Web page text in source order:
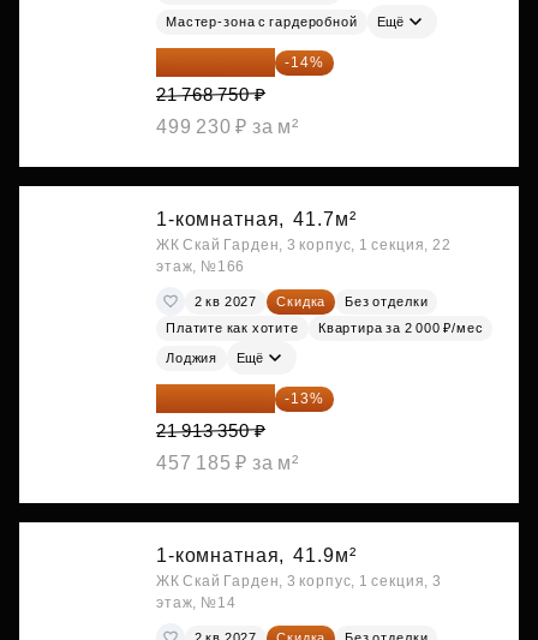
Мастер-зона с гардеробной Ещё
18 721 125 ₽ -14%
21 768 750 ₽
499 230 ₽ за м²
1-комнатная, 41.7м²
ЖК Скай Гарден, 3 корпус, 1 секция, 22
этаж, №166
2 кв 2027 Скидка
Без отделки
Платите как хотите
Квартира за 2 000 ₽/мес
Лоджия Ещё
19 064 615 ₽ -13%
21 913 350 ₽
457 185 ₽ за м²
1-комнатная, 41.9м²
ЖК Скай Гарден, 3 корпус, 1 секция, 3
этаж, №14
2 кв 2027 Скидка Без отделки